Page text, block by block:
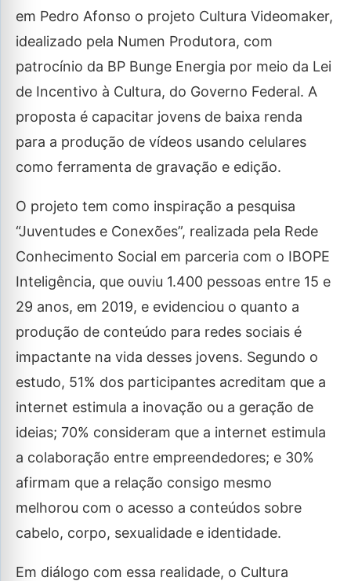
em Pedro Afonso o projeto Cultura Videomaker,
idealizado pela Numen Produtora, com
patrocínio da BP Bunge Energia por meio da Lei
de Incentivo à Cultura, do Governo Federal. A
proposta é capacitar jovens de baixa renda
para a produção de vídeos usando celulares
como ferramenta de gravação e edição.
O projeto tem como inspiração a pesquisa
“Juventudes e Conexões”, realizada pela Rede
Conhecimento Social em parceria com o IBOPE
Inteligência, que ouviu 1.400 pessoas entre 15 e
29 anos, em 2019, e evidenciou o quanto a
produção de conteúdo para redes sociais é
impactante na vida desses jovens. Segundo o
estudo, 51% dos participantes acreditam que a
internet estimula a inovação ou a geração de
ideias; 70% consideram que a internet estimula
a colaboração entre empreendedores; e 30%
afirmam que a relação consigo mesmo
melhorou com o acesso a conteúdos sobre
cabelo, corpo, sexualidade e identidade.
Em diálogo com essa realidade, o Cultura